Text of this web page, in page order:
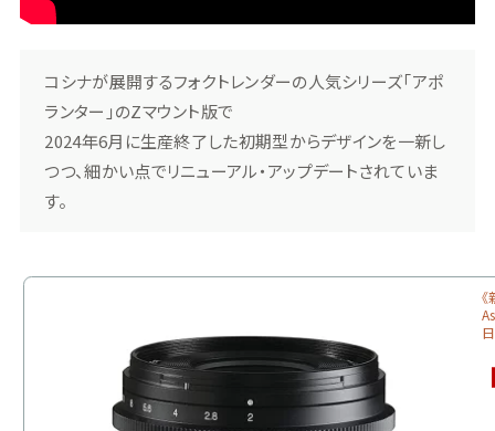
コシナが展開するフォクトレンダーの人気シリーズ「アポ
ランター」のZマウント版で
2024年6月に生産終了した初期型からデザインを一新し
つつ、細かい点でリニューアル・アップデートされていま
す。